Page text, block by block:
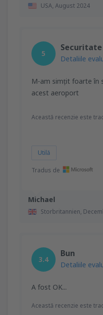
USA, August 2024
Michael
Storbritannien,
5
Securitate
Detaliile
M-am simțit foarte în
acest aeroport
Această recenzie este
Utilă
Tradus de
3.4
Bun
Detaliile
A fost OK...
Această recenzie este